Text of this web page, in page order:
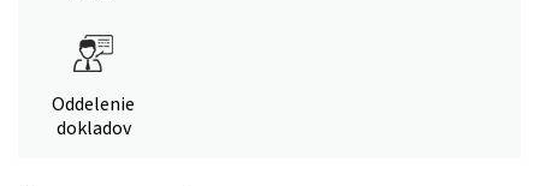
Oddelenie
dokladov